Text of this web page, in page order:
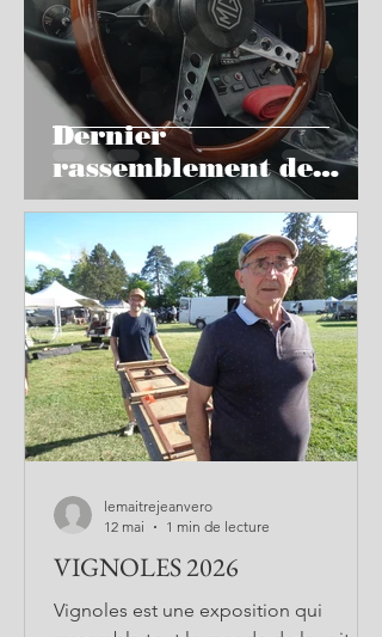
Dernier
rassemblement de
l'année à Lux
VIGNOLES 2026
Vignoles est une exposition qui
lemaitrejeanvero
12 mai
1 min de lecture